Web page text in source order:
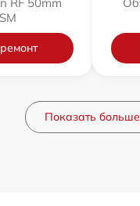
Показать больше